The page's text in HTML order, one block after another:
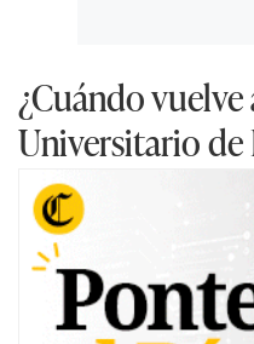
¿Cuándo vuelve
Universitario de